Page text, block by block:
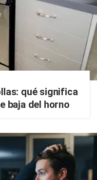
qué significa
baja del horno